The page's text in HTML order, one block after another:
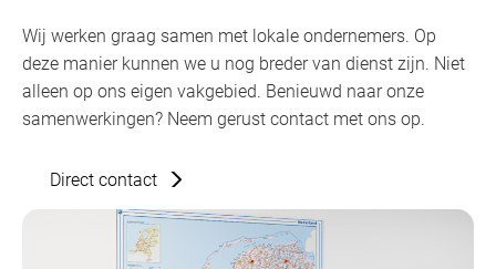
Wij werken graag samen met lokale ondernemers. Op
deze manier kunnen we u nog breder van dienst zijn. Niet
alleen op ons eigen vakgebied. Benieuwd naar onze
samenwerkingen? Neem gerust contact met ons op.
Direct contact